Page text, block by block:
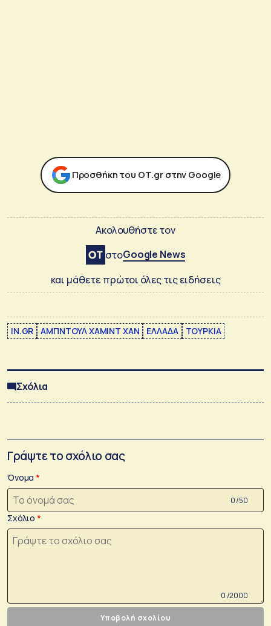
Προσθήκη του ΟΤ.gr στην Google
Ακολουθήστε τον
στοGoogle News
και μάθετε πρώτοι όλες τις ειδήσεις
IN.GR ΑΜΠΝΤΟΥΛ ΧΑΜΙΝΤ ΧΑΝ ΕΛΛΑΔΑ ΤΟΥΡΚΙΑ
Σχόλια
Γράψτε το σχόλιο σας
Όνομα
0 /50
Σχόλιο
0 /2000
Υποβολή σχολίου